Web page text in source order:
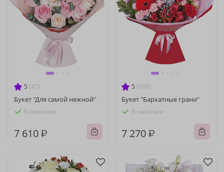
5 (47)
Букет "Для самой нежной"
В наличии
7 610 ₽
5 (166)
Букет "Бархатные грани"
В наличии
7 270 ₽